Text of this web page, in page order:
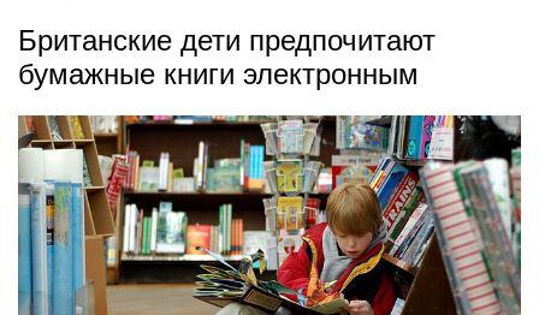
Британские дети предпочитают
бумажные книги электронным